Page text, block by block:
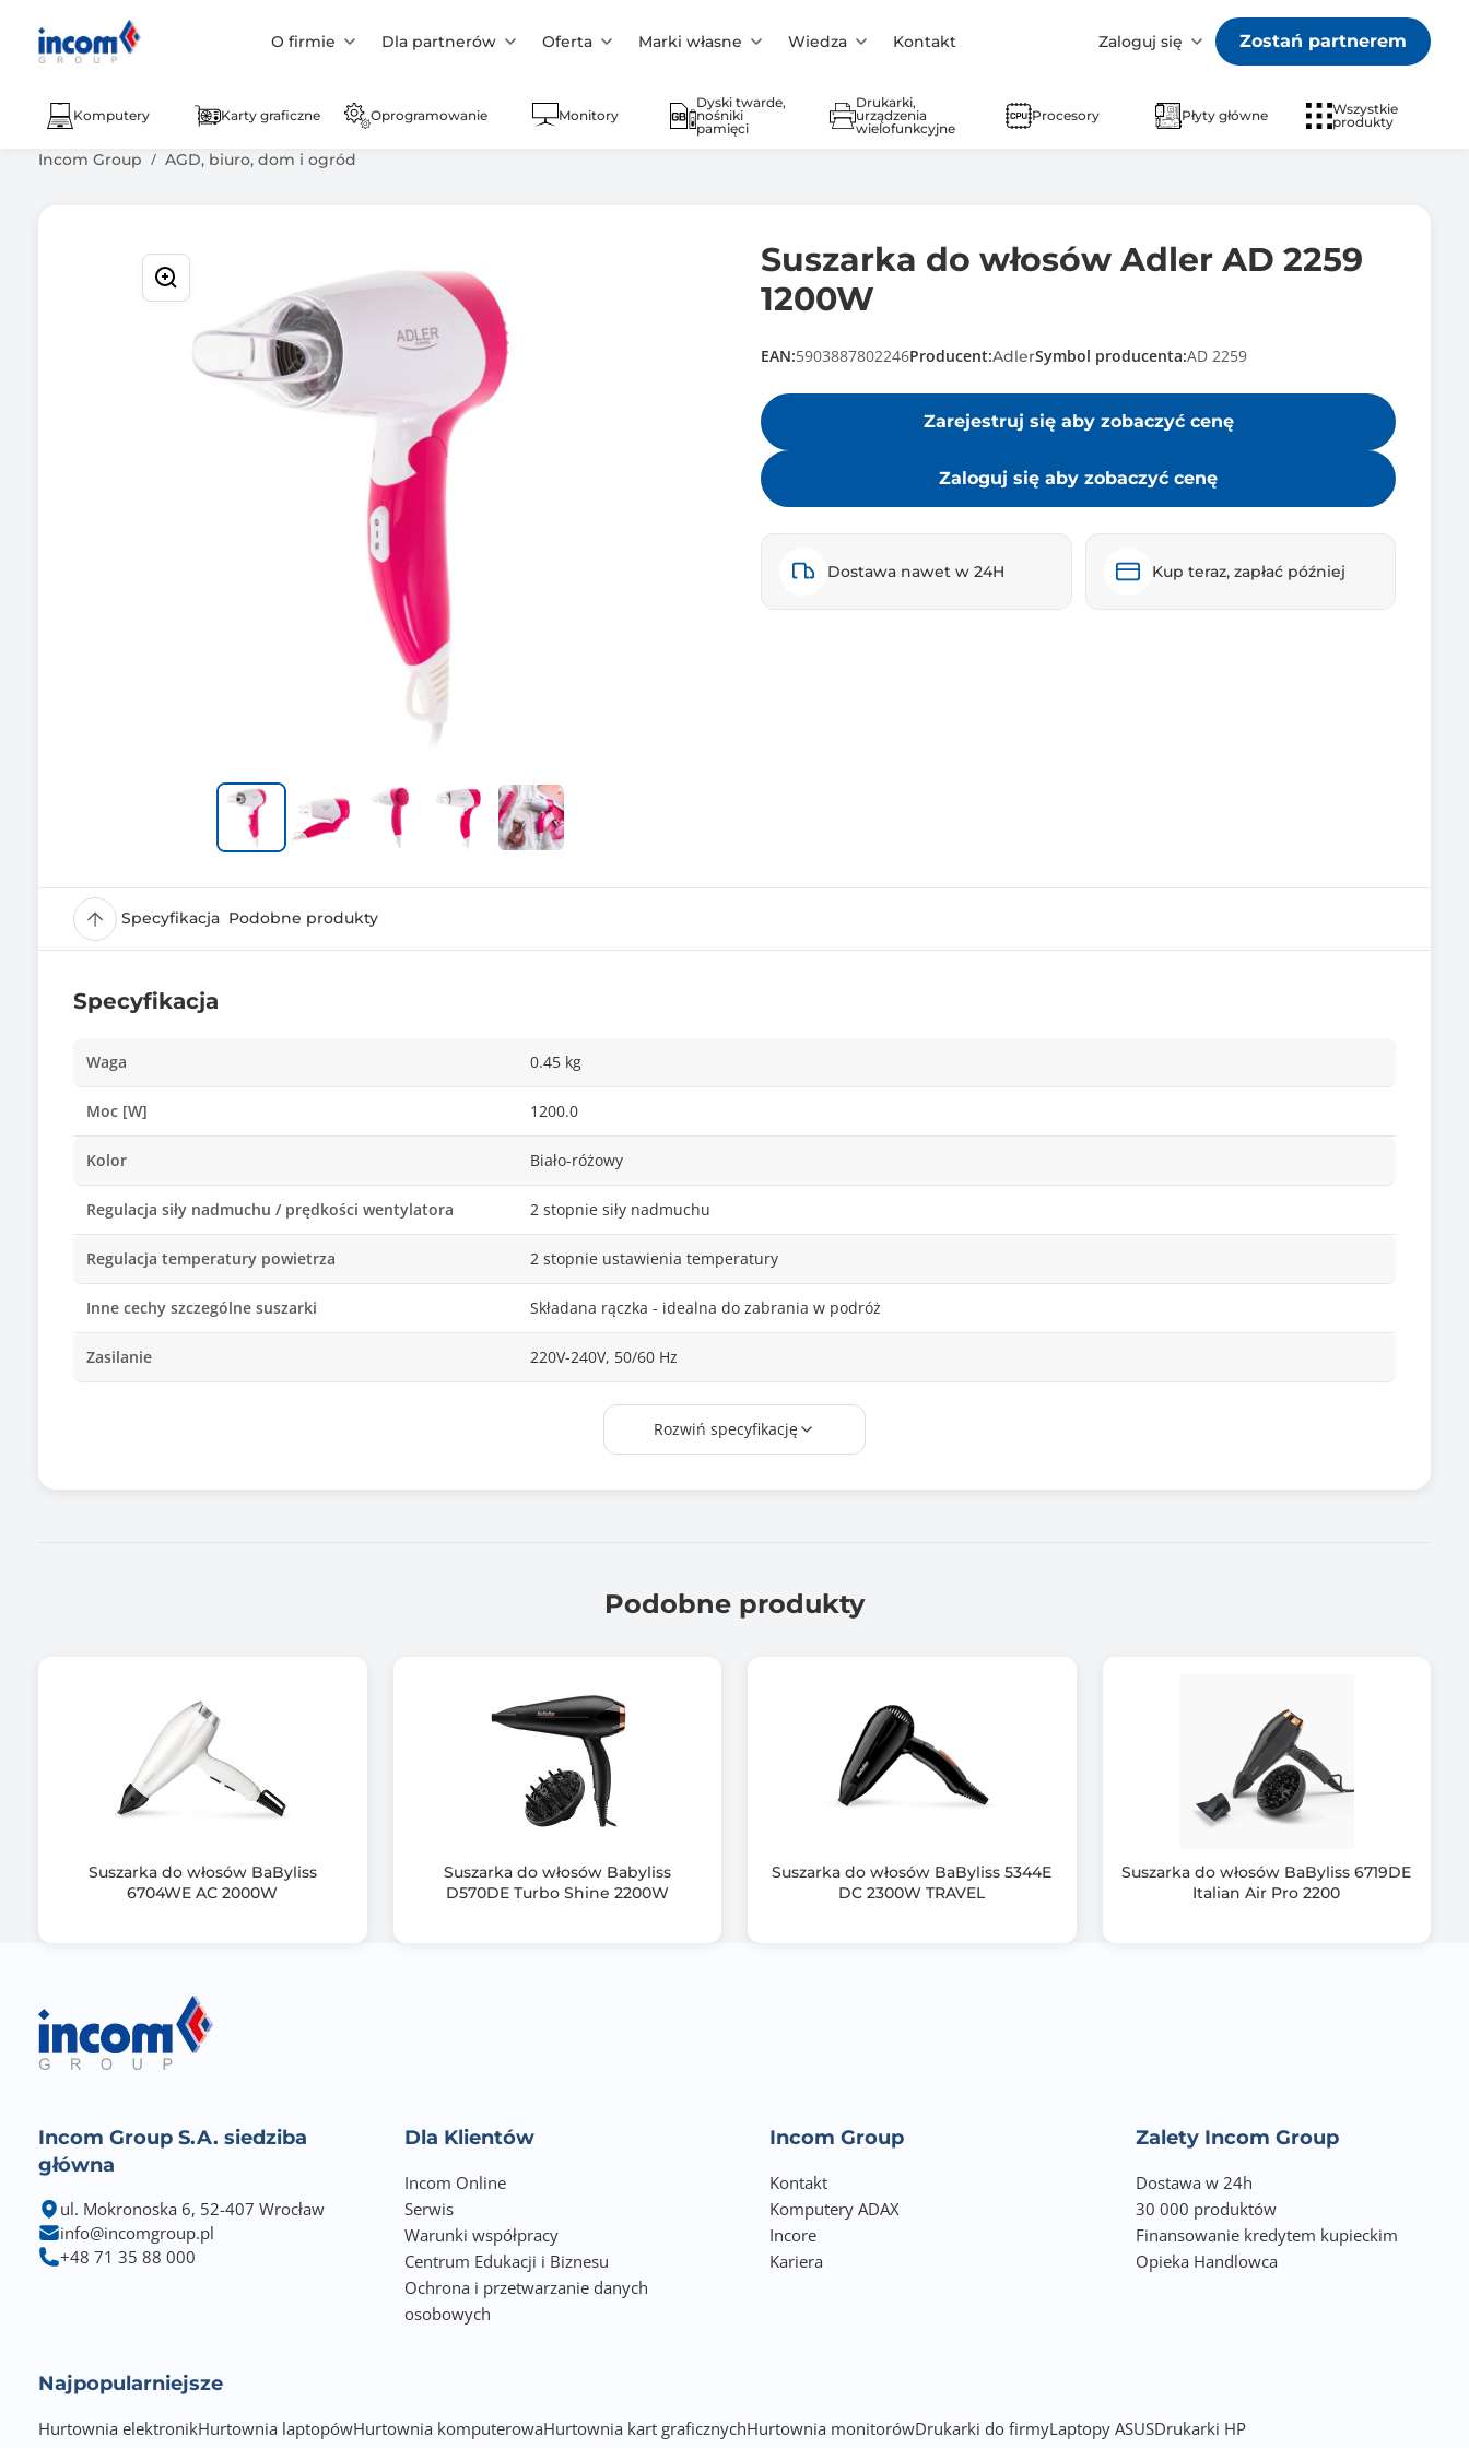
O firmie Dla partnerów Oferta Marki własne Wiedza Kontakt Zaloguj się Zostań partnerem
Komputery Karty graficzne Oprogramowanie Monitory
Dyski twarde,
nośniki
pamięci
Drukarki,
urządzenia
wielofunkcyjne
Procesory Płyty główne
Wszystkie
produkty
Incom Group AGD, biuro, dom i ogród
Suszarka do włosów Adler AD 2259
1200W
EAN:5903887802246Producent:AdlerSymbol producenta:AD 2259
Zarejestruj się aby zobaczyć cenę
Zaloguj się aby zobaczyć cenę
Dostawa nawet w 24H Kup teraz, zapłać później
Specyfikacja Podobne produkty
Specyfikacja
Waga 0.45 kg
Moc [W] 1200.0
Kolor Biało-różowy
Regulacja siły nadmuchu / prędkości wentylatora 2 stopnie siły nadmuchu
Regulacja temperatury powietrza 2 stopnie ustawienia temperatury
Inne cechy szczególne suszarki Składana rączka - idealna do zabrania w podróż
Zasilanie 220V-240V, 50/60 Hz
148 mm x wysokość: 175 mm x 65 mm
Rozwiń specyfikację
Podobne produkty
Suszarka do włosów BaByliss
6704WE AC 2000W
Suszarka do włosów Babyliss
D570DE Turbo Shine 2200W
Suszarka do włosów BaByliss 5344E
DC 2300W TRAVEL
Suszarka do włosów BaByliss 6719DE
Italian Air Pro 2200
Incom Group S.A. siedziba
główna
ul. Mokronoska 6, 52-407 Wrocław
info@incomgroup.pl
+48 71 35 88 000
Dla Klientów
Incom Online
Serwis
Warunki współpracy
Centrum Edukacji i Biznesu
Ochrona i przetwarzanie danych
osobowych
Incom Group
Kontakt
Komputery ADAX
Incore
Kariera
Zalety Incom Group
Dostawa w 24h
30 000 produktów
Finansowanie kredytem kupieckim
Opieka Handlowca
Najpopularniejsze
Hurtownia elektronikHurtownia laptopówHurtownia komputerowaHurtownia kart graficznychHurtownia monitorówDrukarki do firmyLaptopy ASUSDrukarki HP